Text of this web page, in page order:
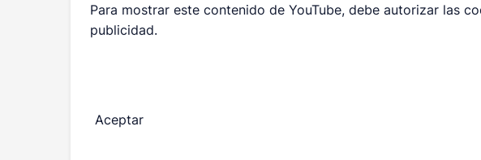
Para mostrar este contenido de YouTube, debe autorizar las
publicidad.
Aceptar